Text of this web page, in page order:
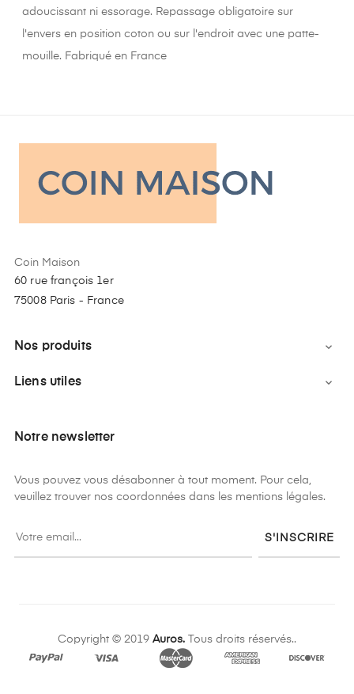
adoucissant ni essorage. Repassage obligatoire sur
l'envers en position coton ou sur l'endroit avec une patte-
mouille. Fabriqué en France
Coin Maison
60 rue françois 1er
75008 Paris - France
Nos produits 
Liens utiles 
Notre newsletter
Vous pouvez vous désabonner à tout moment. Pour cela,
veuillez trouver nos coordonnées dans les mentions légales.
S'INSCRIRE
Copyright © 2019 Auros. Tous droits réservés..